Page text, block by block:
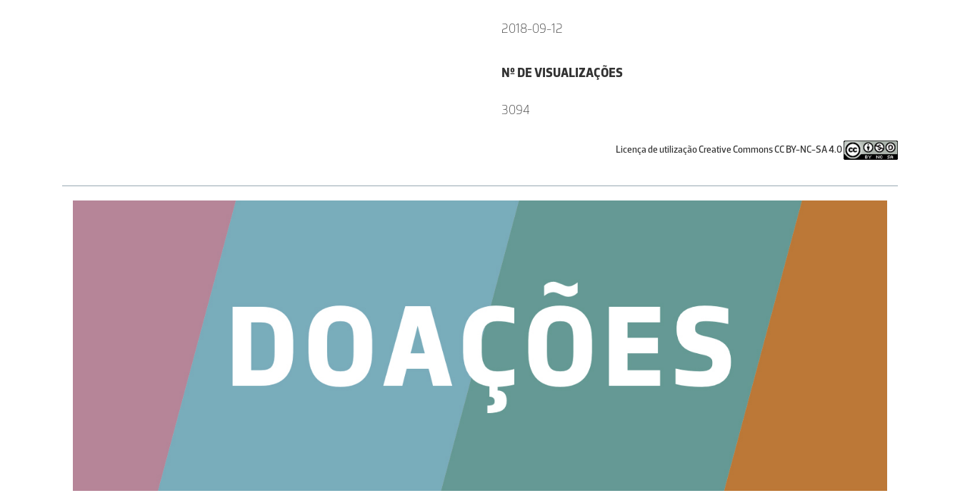
2018-09-12
Nº DE VISUALIZAÇÕES
3094
Licença de utilização Creative Commons CC BY-NC-SA 4.0